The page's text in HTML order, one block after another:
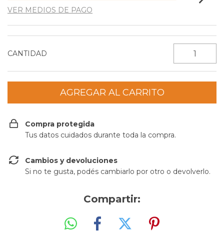
VER MEDIOS DE PAGO
CANTIDAD
Compra protegida
Tus datos cuidados durante toda la compra.
Cambios y devoluciones
Si no te gusta, podés cambiarlo por otro o devolverlo.
Compartir: